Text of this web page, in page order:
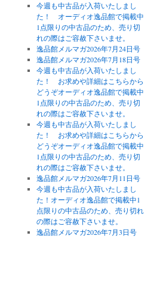
今週も中古品が入荷いたしまし
た！ オーディオ逸品館で掲載中
1点限りの中古品のため、売り切
れの際はご容赦下さいませ。
逸品館メルマガ2026年7月24日号
逸品館メルマガ2026年7月18日号
今週も中古品が入荷いたしまし
た！ お求めや詳細はこちらから
どうぞオーディオ逸品館で掲載中
1点限りの中古品のため、売り切
れの際はご容赦下さいませ。
今週も中古品が入荷いたしまし
た！ お求めや詳細はこちらから
どうぞオーディオ逸品館で掲載中
1点限りの中古品のため、売り切
れの際はご容赦下さいませ。
逸品館メルマガ2026年7月11日号
今週も中古品が入荷いたしまし
た！オーディオ逸品館で掲載中1
点限りの中古品のため、売り切れ
の際はご容赦下さいませ。
逸品館メルマガ2026年7月3日号